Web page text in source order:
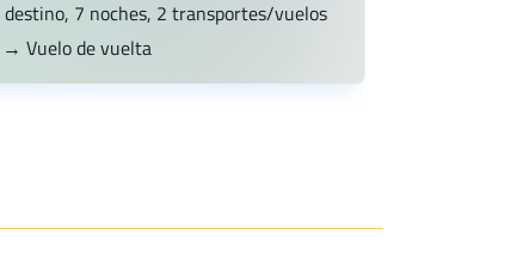
destino, 7 noches, 2 transportes/vuelos
→ Vuelo de vuelta